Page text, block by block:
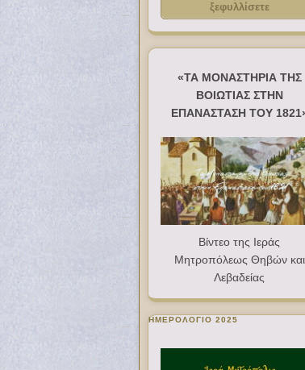
ξεφυλλίσετε
«ΤΑ ΜΟΝΑΣΤΗΡΙΑ ΤΗΣ
ΒΟΙΩΤΙΑΣ ΣΤΗΝ
ΕΠΑΝΑΣΤΑΣΗ ΤΟΥ
Βίντεο της Ιεράς
Μητροπόλεως Θηβών και
Λεβαδείας
ΗΜΕΡΟΛΟΓΙΟ 2025